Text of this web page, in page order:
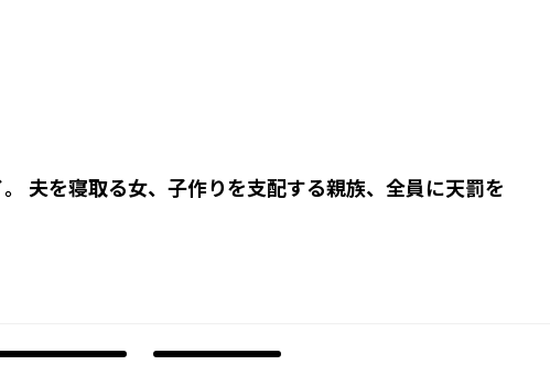
夫を寝取る女、子作りを支配する親族、全員に天罰を